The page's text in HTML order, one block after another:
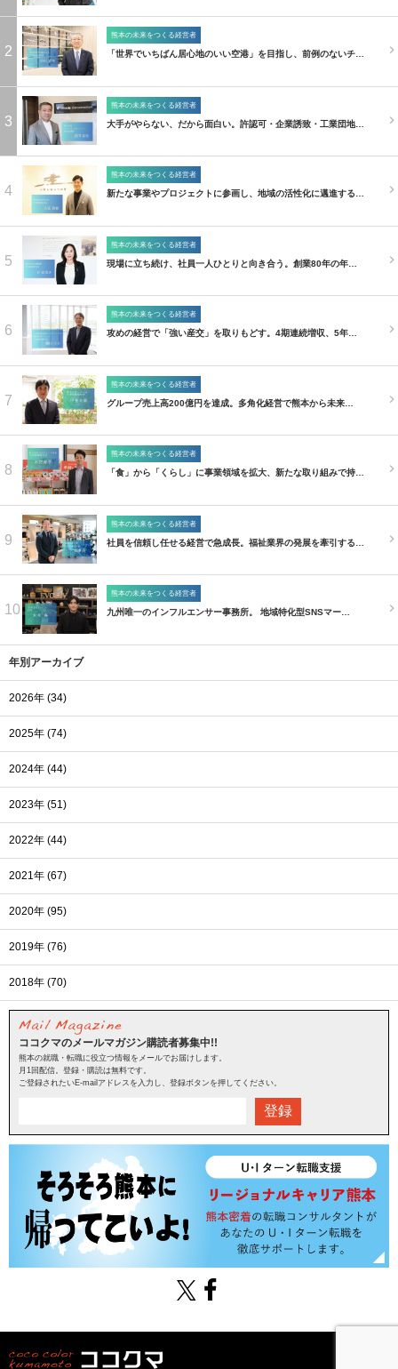
2
熊本の未来をつくる経営者
「世界でいちばん居心地のいい空港」を目指し、前例のないチ…
3
熊本の未来をつくる経営者
大手がやらない、だから面白い。許認可・企業誘致・工業団地…
4
熊本の未来をつくる経営者
新たな事業やプロジェクトに参画し、地域の活性化に邁進する…
5
熊本の未来をつくる経営者
現場に立ち続け、社員一人ひとりと向き合う。創業80年の年…
6
熊本の未来をつくる経営者
攻めの経営で「強い産交」を取りもどす。4期連続増収、5年…
7
熊本の未来をつくる経営者
グループ売上高200億円を達成。多角化経営で熊本から未来…
8
熊本の未来をつくる経営者
「食」から「くらし」に事業領域を拡大、新たな取り組みで持…
9
熊本の未来をつくる経営者
社員を信頼し任せる経営で急成長。福祉業界の発展を牽引する…
10
熊本の未来をつくる経営者
九州唯一のインフルエンサー事務所。 地域特化型SNSマー…
年別アーカイブ
2026年 (34)
2025年 (74)
2024年 (44)
2023年 (51)
2022年 (44)
2021年 (67)
2020年 (95)
2019年 (76)
2018年 (70)
ココクマのメールマガジン購読者募集中!!
熊本の就職・転職に役立つ情報をメールでお届けします。
月1回配信。登録・購読は無料です。
ご登録されたいE-mailアドレスを入力し、登録ボタンを押してください。
登録